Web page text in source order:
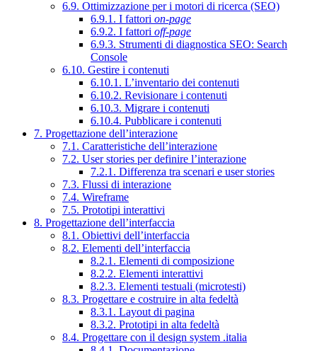
6.9. Ottimizzazione per i motori di ricerca (SEO)
6.9.1. I fattori on-page
6.9.2. I fattori off-page
6.9.3. Strumenti di diagnostica SEO: Search
Console
6.10. Gestire i contenuti
6.10.1. L’inventario dei contenuti
6.10.2. Revisionare i contenuti
6.10.3. Migrare i contenuti
6.10.4. Pubblicare i contenuti
7. Progettazione dell’interazione
7.1. Caratteristiche dell’interazione
7.2. User stories per definire l’interazione
7.2.1. Differenza tra scenari e user stories
7.3. Flussi di interazione
7.4. Wireframe
7.5. Prototipi interattivi
8. Progettazione dell’interfaccia
8.1. Obiettivi dell’interfaccia
8.2. Elementi dell’interfaccia
8.2.1. Elementi di composizione
8.2.2. Elementi interattivi
8.2.3. Elementi testuali (microtesti)
8.3. Progettare e costruire in alta fedeltà
8.3.1. Layout di pagina
8.3.2. Prototipi in alta fedeltà
8.4. Progettare con il design system .italia